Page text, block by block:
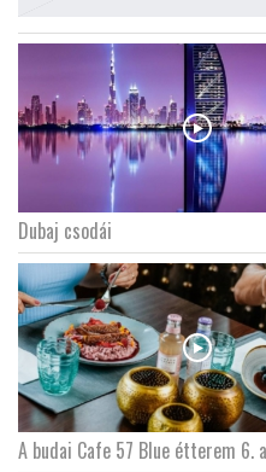
Dubaj csodái
A budai Cafe 57 Blue étterem